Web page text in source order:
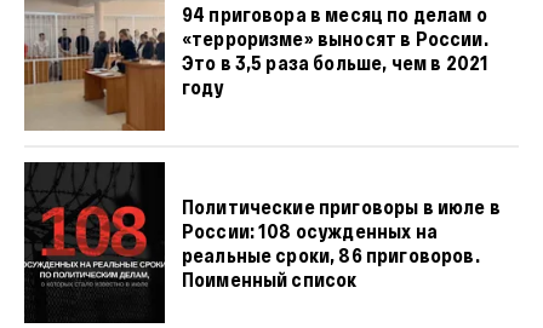
94 приговора в месяц по делам о
«терроризме» выносят в России.
Это в 3,5 раза больше, чем в 2021
году
Политические приговоры в июле в
России: 108 осужденных на
реальные сроки, 86 приговоров.
Поименный список